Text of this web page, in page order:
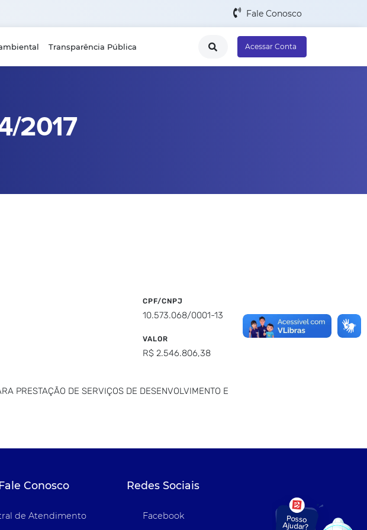
Fale Conosco
Transparência Pública Acessar Conta
2017
CPF/CNPJ
10.573.068/0001-13
VALOR
R$ 2.546.806,38
PRESTAÇÃO DE SERVIÇOS DE DESENVOLVIMENTO E
Conosco
de Atendimento
Redes Sociais
Facebook